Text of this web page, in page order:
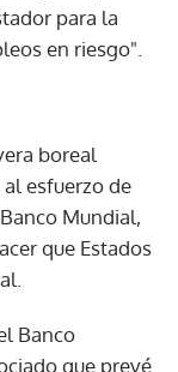
para la
en riesgo".
boreal
esfuerzo de
Mundial,
que Estados
Banco
que prevé